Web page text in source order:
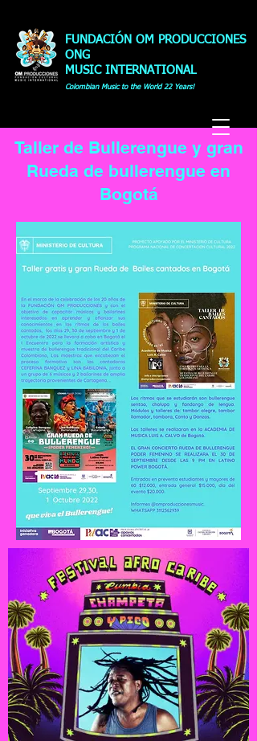
FUNDACIÓN OM PRODUCCIONES
ONG
MUSIC INTERNATIONAL
Colombian Music to the World 22 Years!
Taller de Bullerengue y gran
Rueda de bullerengue en
Bogotá